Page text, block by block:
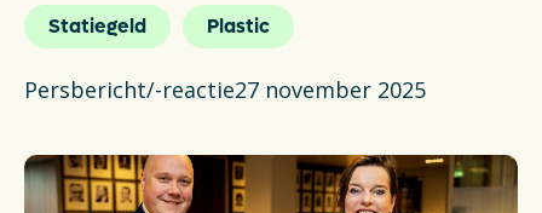
Veelgestelde vragen
Pers
Statiegeld Plastic
Persbericht/-reactie27 november 2025